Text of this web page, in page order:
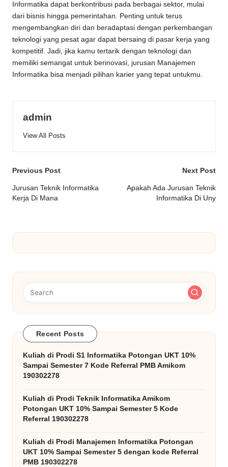
Informatika dapat berkontribusi pada berbagai sektor, mulai
dari bisnis hingga pemerintahan. Penting untuk terus
mengembangkan diri dan beradaptasi dengan perkembangan
teknologi yang pesat agar dapat bersaing di pasar kerja yang
kompetitif. Jadi, jika kamu tertarik dengan teknologi dan
memiliki semangat untuk berinovasi, jurusan Manajemen
Informatika bisa menjadi pilihan karier yang tepat untukmu.
admin
View All Posts
Post
navigation
Previous Post
Jurusan Teknik Informatika
Kerja Di Mana
Next Post
Apakah Ada Jurusan Teknik
Informatika Di Uny
Recent Posts
Kuliah di Prodi S1 Informatika Potongan UKT 10%
Sampai Semester 7 Kode Referral PMB Amikom
190302278
Kuliah di Prodi Teknik Informatika Amikom
Potongan UKT 10% Sampai Semester 5 Kode
Referral 190302278
Kuliah di Prodi Manajemen Informatika Potongan
UKT 10% Sampai Semester 5 dengan kode Referral
PMB 190302278